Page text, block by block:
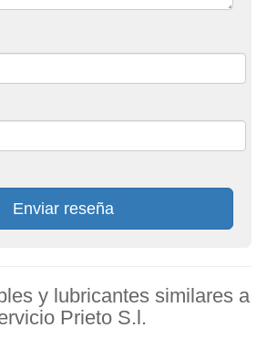
Enviar reseña
y lubricantes similares a
Prieto S.l.